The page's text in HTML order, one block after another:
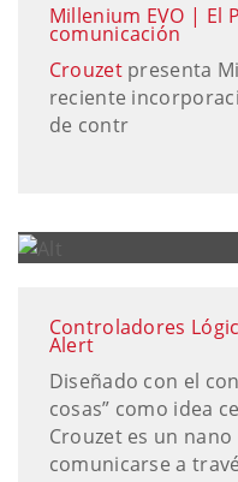
Millenium EVO | El
comunicación
Crouzetpresenta
reciente
de contr
Controladores
Alert
Diseñado con el
cosas” como idea
Crouzet es un
comunicarse a travé